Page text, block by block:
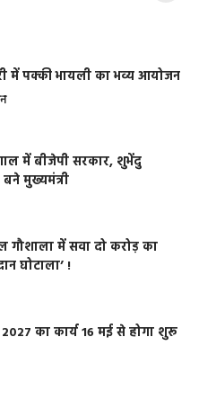
में पक्की भायली का भव्य आयोजन
में बीजेपी सरकार, शुभेंदु
मुख्यमंत्री
गौशाला में सवा दो करोड़ का
घोटाला’ !
का कार्य 16 मई से होगा शुरू